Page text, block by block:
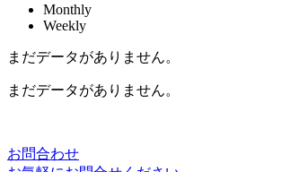
Monthly
Weekly
まだデータがありません。
まだデータがありません。
お問合わせ